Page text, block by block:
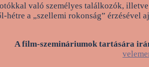
való személyes találkozók,
hétre a „szellemi rokonság” érzésével
A film-szemináriumok tartására